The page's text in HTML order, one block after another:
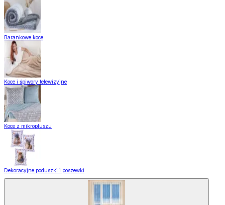
Barankowe koce
Koce i śpiwory telewizyjne
Koce z mikropluszu
Dekoracyjne poduszki i poszewki